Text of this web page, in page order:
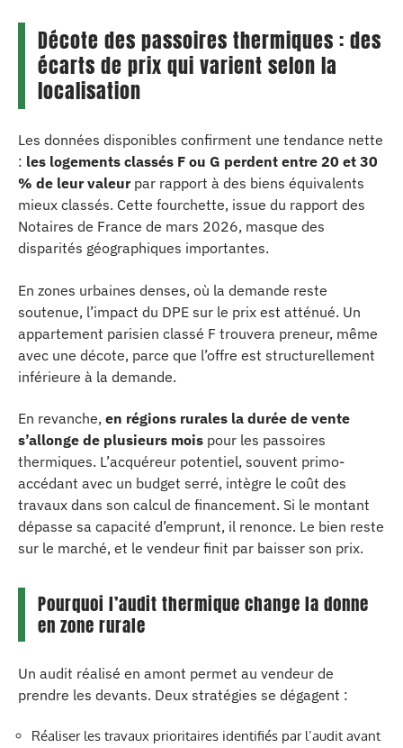
Décote des passoires thermiques : des
écarts de prix qui varient selon la
localisation
Les données disponibles confirment une tendance nette
: les logements classés F ou G perdent entre 20 et 30
% de leur valeurpar rapport à des biens équivalents
mieux classés. Cette fourchette, issue du rapport des
Notaires de France de mars 2026, masque des
disparités géographiques importantes.
En zones urbaines denses, où la demande reste
soutenue, l’impact du DPE sur le prix est atténué. Un
appartement parisien classé F trouvera preneur, même
avec une décote, parce que l’offre est structurellement
inférieure à la demande.
En revanche, en régions rurales la durée de vente
s’allonge de plusieurs mois pour les passoires
thermiques. L’acquéreur potentiel, souvent primo-
accédant avec un budget serré, intègre le coût des
travaux dans son calcul de financement. Si le montant
dépasse sa capacité d’emprunt, il renonce. Le bien reste
sur le marché, et le vendeur finit par baisser son prix.
Pourquoi l’audit thermique change la donne
en zone rurale
Un audit réalisé en amont permet au vendeur de
prendre les devants. Deux stratégies se dégagent :
Réaliser les travaux prioritaires identifiés par l’audit avant